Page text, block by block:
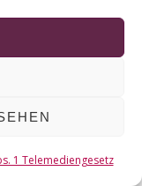
1 Telemediengesetz